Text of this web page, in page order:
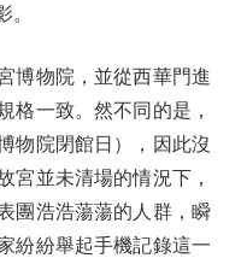
。
物院，並從西華門進
格一致。然不同的是，
物院閉館日），因此沒
宮並未清場的情況下，
團浩浩蕩蕩的人群，瞬
紛紛舉起手機記錄這一